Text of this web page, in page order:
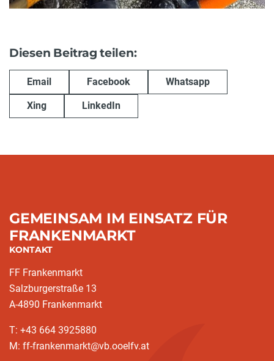
Diesen Beitrag teilen:
Email Facebook Whatsapp
Xing LinkedIn
GEMEINSAM IM EINSATZ FÜR
FRANKENMARKT
KONTAKT
FF Frankenmarkt
Salzburgerstraße 13
A-4890 Frankenmarkt
T: +43 664 3925880
M: ff-frankenmarkt@vb.ooelfv.at